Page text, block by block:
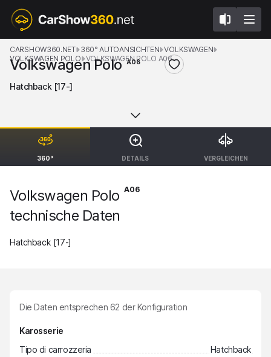
360° DETAILS VERGLEICHEN
CARSHOW360.NET 360° AUTOANSICHTEN VOLKSWAGEN
VOLKSWAGEN POLO VOLKSWAGEN POLO A06
Volkswagen Polo A06
Hatchback [17-]
Volkswagen Polo A06
technische Daten
Hatchback [17-]
Die Daten entsprechen 62 der Konfiguration
Karosserie
Tipo di carrozzeria
Hatchback